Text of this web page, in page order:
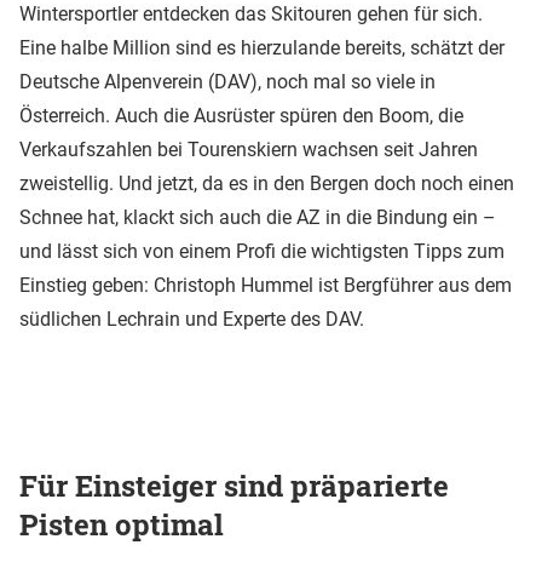
Wintersportler entdecken das Skitouren gehen für sich.
Eine halbe Million sind es hierzulande bereits, schätzt der
Deutsche Alpenverein (DAV), noch mal so viele in
Österreich. Auch die Ausrüster spüren den Boom, die
Verkaufszahlen bei Tourenskiern wachsen seit Jahren
zweistellig. Und jetzt, da es in den Bergen doch noch einen
Schnee hat, klackt sich auch die AZ in die Bindung ein –
und lässt sich von einem Profi die wichtigsten Tipps zum
Einstieg geben: Christoph Hummel ist Bergführer aus dem
südlichen Lechrain und Experte des DAV.
Für Einsteiger sind präparierte
Pisten optimal